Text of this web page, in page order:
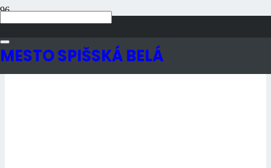
MESTO SPIŠSKÁ BELÁ
Úradná tabuľa